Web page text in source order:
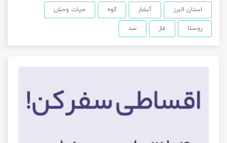
استان البرز آبشار کوه حیات وحش
روستا غاز سد